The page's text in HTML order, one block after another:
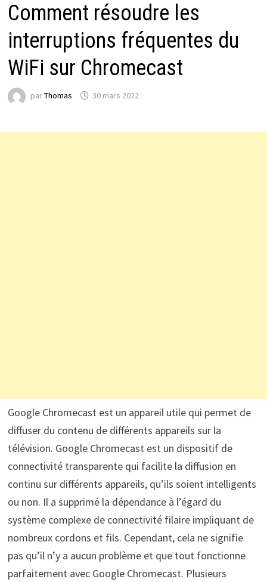
Comment résoudre les
interruptions fréquentes du
WiFi sur Chromecast
parThomas 30 mars 2022
Google Chromecast est un appareil utile qui permet de
diffuser du contenu de différents appareils sur la
télévision. Google Chromecast est un dispositif de
connectivité transparente qui facilite la diffusion en
continu sur différents appareils, qu’ils soient intelligents
ou non. Il a supprimé la dépendance à l’égard du
système complexe de connectivité filaire impliquant de
nombreux cordons et fils. Cependant, cela ne signifie
pas qu’il n’y a aucun problème et que tout fonctionne
parfaitement avec Google Chromecast. Plusieurs